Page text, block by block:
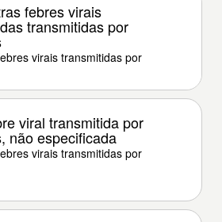
febres virais
transmitidas por
virais transmitidas por
viral transmitida por
não especificada
virais transmitidas por